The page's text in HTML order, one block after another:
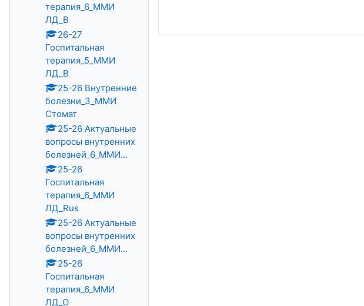
терапия_6_ММИ
ЛД_В
26-27
Госпитальная
терапия_5_ММИ
ЛД_В
25-26 Внутренние
болезни_3_ММИ
Стомат
25-26 Актуальные
вопросы внутренних
болезней_6_ММИ...
25-26
Госпитальная
терапия_6_ММИ
ЛД_Rus
25-26 Актуальные
вопросы внутренних
болезней_6_ММИ...
25-26
Госпитальная
терапия_6_ММИ
ЛД_О